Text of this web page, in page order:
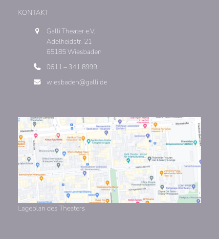
KONTAKT
Galli Theater e.V.
Adelheidstr. 21
65185 Wiesbaden
0611 – 341 8999
wiesbaden@galli.de
Lageplan des Theaters